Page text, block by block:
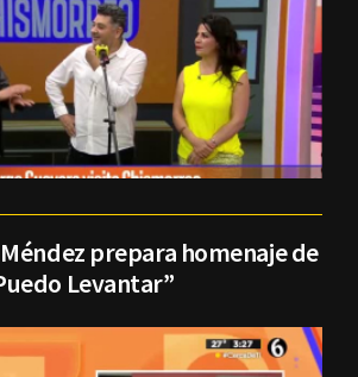
prepara homenaje de
Levantar”